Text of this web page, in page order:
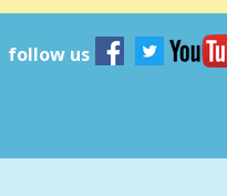
follow us